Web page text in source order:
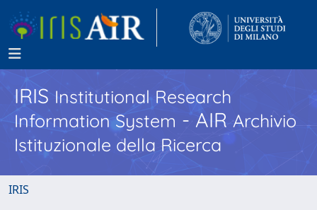
IRISInstitutional Research
Information System - AIR Archivio
Istituzionale della Ricerca
IRIS